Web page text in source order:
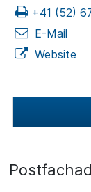
+41 (52)
E-Mail
Website